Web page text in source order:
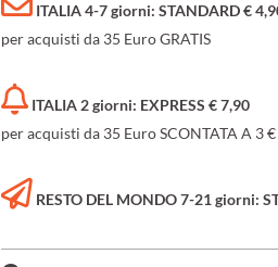
ITALIA 4-7 giorni: STANDARD €
per acquisti da 35 Euro GRATIS
ITALIA 2 giorni: EXPRESS € 7,90
per acquisti da 35 Euro SCONTATA A 3 €
RESTO DEL MONDO 7-21 giorni: